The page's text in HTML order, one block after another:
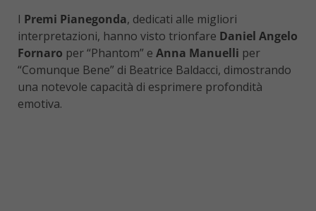
I Premi Pianegonda, dedicati alle migliori
interpretazioni, hanno visto trionfare Daniel Angelo
Fornaro per “Phantom” e Anna Manuelli per
“Comunque Bene” di Beatrice Baldacci, dimostrando
una notevole capacità di esprimere profondità
emotiva.